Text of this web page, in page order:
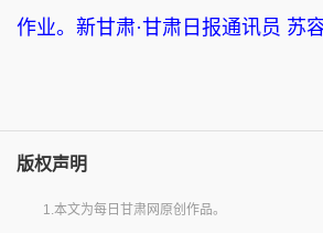
作业。新甘肃·甘肃日报通讯员 苏
版权声明
1.本文为每日甘肃网原创作品。